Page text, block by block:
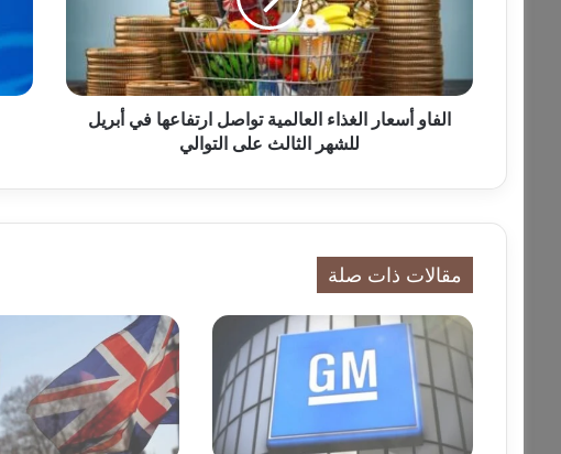
ا
غ
ء
ع
م
ة
الفاو أسعار الغذاء العالمية تواصل ارتفاعها في أبريل
للشهر الثالث على التوالي
ل
ا
ل
أ
س
مقالات ذات صلة